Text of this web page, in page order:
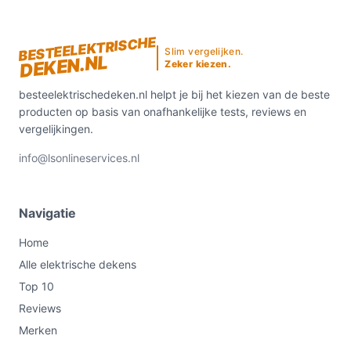
BESTEELEKTRISCHE
DEKEN.NL
Slim vergelijken.
Zeker kiezen.
besteelektrischedeken.nl helpt je bij het kiezen van de beste
producten op basis van onafhankelijke tests, reviews en
vergelijkingen.
info@lsonlineservices.nl
Navigatie
Home
Alle elektrische dekens
Top 10
Reviews
Merken